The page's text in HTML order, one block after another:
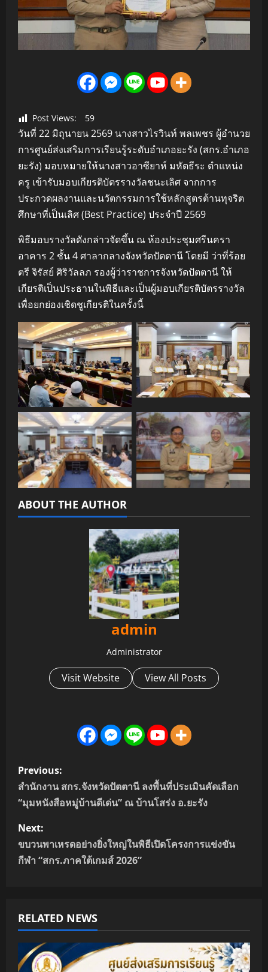
Post Views: 59
วันที่ 22 มิถุนายน 2569 นางสาวไรวินท์ พลเพชร ผู้อำนวย
การศูนย์ส่งเสริมการเรียนรู้ระดับอำเภอยะรัง (สกร.อำเภอ
ยะรัง) มอบหมายให้นางสาวอาซียาห์ มหัตธีระ ตำแหน่ง
ครู เข้ารับมอบเกียรติบัตรรางวัลชนะเลิศ จากการ
ประกวดผลงานและนวัตกรรมการใช้หลักสูตรต้านทุจริต
ศึกษาที่เป็นเลิศ (Best Practice) ประจำปี 2569
พิธีมอบรางวัลดังกล่าวจัดขึ้น ณ ห้องประชุมศรีนครา
อาคาร 2 ชั้น 4 ศาลากลางจังหวัดปัตตานี โดยมี ว่าที่ร้อย
ตรี จิรัสย์ ศิริวัลลภ รองผู้ว่าราชการจังหวัดปัตตานี ให้
เกียรติเป็นประธานในพิธีและเป็นผู้มอบเกียรติบัตรรางวัล
เพื่อยกย่องเชิดชูเกียรติในครั้งนี้
No Caption No Caption
No Caption No Caption
ABOUT THE AUTHOR
admin
Administrator
Visit Website View All Posts
P
o
t
n
v
i
g
Previous:
สำนักงาน สกร.จังหวัดปัตตานี ลงพื้นที่ประเมินคัดเลือก
“มุมหนังสือหมู่บ้านดีเด่น” ณ บ้านโสร่ง อ.ยะรัง
Next:
ขบวนพาเหรดอย่างยิ่งใหญ่ในพิธีเปิดโครงการแข่งขัน
กีฬา “สกร.ภาคใต้เกมส์ 2026”
RELATED NEWS